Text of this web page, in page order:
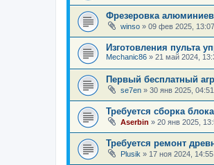
Фрезеровка
winso » 09 фев 2025, 13:07
Изготовления пульта
Mechanic86 » 21 май 2024,
Первый бесплатный
se7en » 30 янв 2025, 04:51
Требуется сборка
Aserbin » 20 янв 2025,
Требуется ремонт
Plusik » 17 ноя 2024, 14:55